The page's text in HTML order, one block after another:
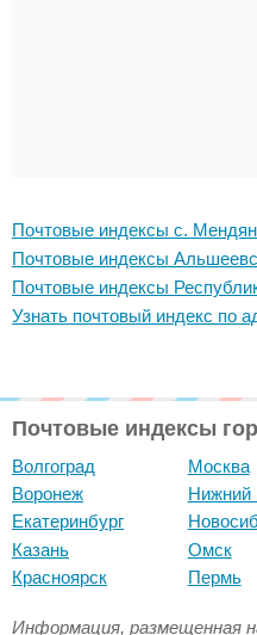
Почтовые индексы с.
Почтовые индексы
Почтовые индексы
Узнать почтовый индекс по
Почтовые индексы
Волгоград
Воронеж
Екатеринбург
Казань
Красноярск
Москва
Нижний
Омск
Пермь
Информация, размещенная